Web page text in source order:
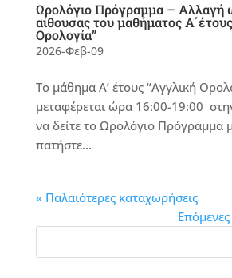
Ωρολόγιο Πρόγραμμα – Αλλαγή
αίθουσας του μαθήματος
Ορολογία”
2026-Φεβ-09
Το μάθημα Α’ έτους “Αγγλική
μεταφέρεται ώρα 16:00-19:00
να δείτε το Ωρολόγιο Πρόγραμμα
πατήστε...
« Παλαιότερες καταχωρήσεις